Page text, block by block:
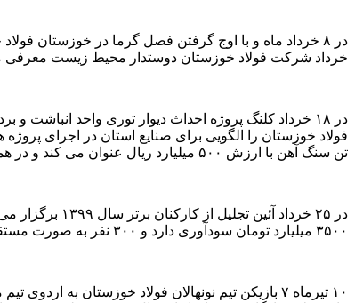
خرداد شرکت فولاد خوزستان دوستدار محیط زیست معرفی می شود و طبق آمار ۵۰۰ هکتار فضای سبز ایجاد می کند که
در ۱۸ خرداد کلنگ پروژه احداث دیوار توری واحد
تن سنگ آهن با ارزش ۵۰۰ میلیارد ریال عنوان می کند و در همین آیین اعلام می کند ۲۳ پروژه محیط زیستی با ارزش ۸ هزار میلیارد ریال توسط فولاد خوزستان در حال اجراست.
۳۵۰۰ میلیارد تومان سودآوری دارد و ۳۰۰ نفر به صورت مستقیم و ۱۵۰۰ نفر به صورت غیرمستقیم شاغل می کند.
۱۰ تیرماه ۷ بازیکن تیم نونهالان فولاد